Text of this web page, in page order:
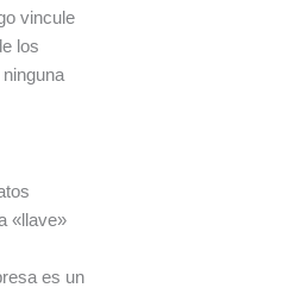
vincule
los
«llave»
es un